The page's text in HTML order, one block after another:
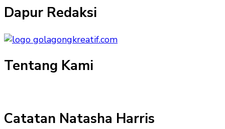
Dapur Redaksi
Tentang Kami
Catatan Natasha Harris